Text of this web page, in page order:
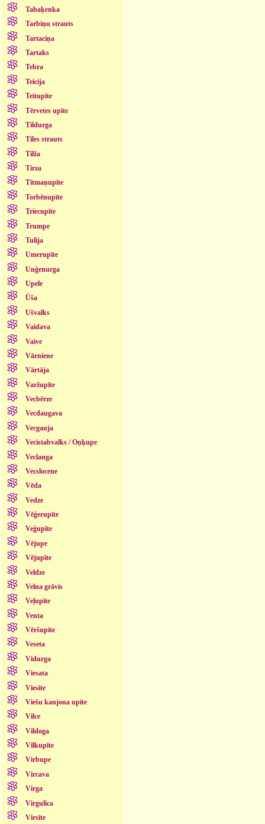
Tabaķenka
Tarbiņu strauts
Tartaciņa
Tartaks
Tebra
Teicija
Teitupīte
Tērvetes upīte
Tildurga
Tīles strauts
Tilža
Tirza
Tītmaņupīte
Torbēnupīte
Triecupīte
Trumpe
Tulija
Umerupīte
Unģenurga
Upele
Ūša
Ušvalks
Vaidava
Vaive
Vārniene
Vārtāja
Varžupīte
Vecbērze
Vecdaugava
Vecgauja
Vecistabvalks / Oņķupe
Veclanga
Vecslocene
Vēda
Vedze
Vēģerupīte
Veģupīte
Vējupe
Vējupīte
Veldze
Velna grāvis
Veļupīte
Venta
Vēršupīte
Veseta
Vidurga
Viesata
Viesīte
Viešu kanjona upīte
Vilce
Vildoga
Vilkupīte
Virbupe
Vircava
Virga
Virgulica
Virsīte